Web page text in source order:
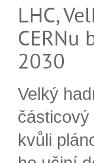
LHC,
CERNu
2030
Velký
kvůli